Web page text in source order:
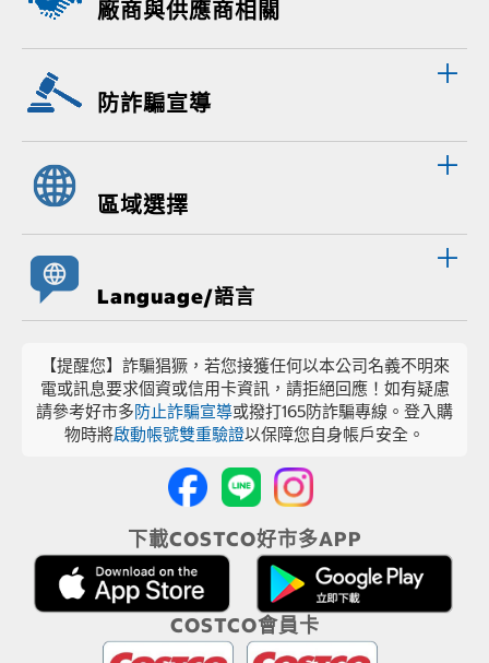
廠商與供應商相關
防詐騙宣導
區域選擇
Language/語言
【提醒您】詐騙猖獗，若您接獲任何以本公司名義不明來
電或訊息要求個資或信用卡資訊，請拒絕回應！如有疑慮
請參考好市多防止詐騙宣導或撥打165防詐騙專線。登入購
物時將啟動帳號雙重驗證以保障您自身帳戶安全。
下載COSTCO好市多APP
COSTCO會員卡